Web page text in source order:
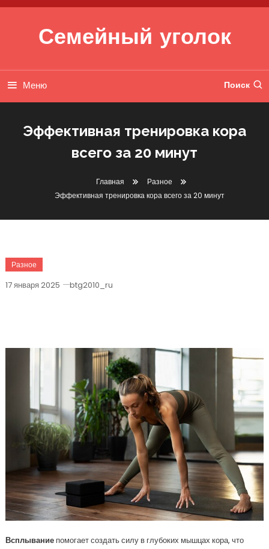
Перейти к содержимому
Семейный уголок
Меню Поиск
Эффективная тренировка кора
всего за 20 минут
Главная
Разное
Эффективная тренировка кора всего за 20 минут
Разное
17 января 2025 btg2010_ru
Всплываниепомогает создать силу в глубоких мышцах кора, что